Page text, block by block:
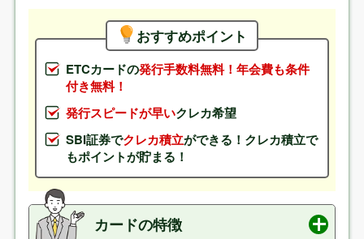
おすすめポイント
ETCカードの発行手数料無料！年会費も条件
付き無料！
発行スピードが早いクレカ希望
SBI証券でクレカ積立ができる！クレカ積立で
もポイントが貯まる！
カードの特徴